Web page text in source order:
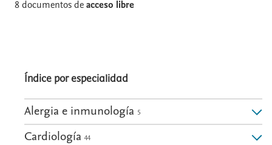
8 documentos deacceso libre
Índice por especialidad
Alergia e inmunología 5
Cardiología 44